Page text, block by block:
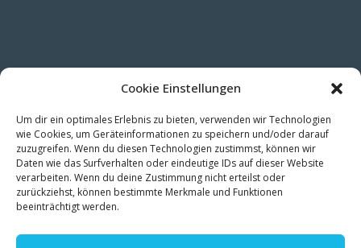
Cookie Einstellungen
Um dir ein optimales Erlebnis zu bieten, verwenden wir Technologien
wie Cookies, um Geräteinformationen zu speichern und/oder darauf
zuzugreifen. Wenn du diesen Technologien zustimmst, können wir
Daten wie das Surfverhalten oder eindeutige IDs auf dieser Website
verarbeiten. Wenn du deine Zustimmung nicht erteilst oder
zurückziehst, können bestimmte Merkmale und Funktionen
beeinträchtigt werden.
CONNECT
Instagram
STUDIO NEWS
Be the first to see new works, exhibitions & studio insights →